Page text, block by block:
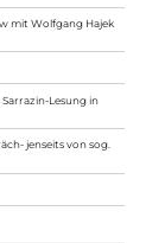
mit Wolfgang Hajek
Lesung in
jenseits von sog.